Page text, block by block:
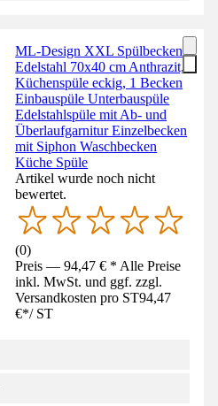
ML-Design XXL Spülbecken
Edelstahl 70x40 cm Anthrazit,
Küchenspüle eckig, 1 Becken
Einbauspüle Unterbauspüle
Edelstahlspüle mit Ab- und
Überlaufgarnitur Einzelbecken
mit Siphon Waschbecken
Küche Spüle
Artikel wurde noch nicht
bewertet.
(0)
Preis — 94,47 € * Alle Preise
inkl. MwSt. und ggf. zzgl.
Versandkosten pro ST94,47
€*/ ST